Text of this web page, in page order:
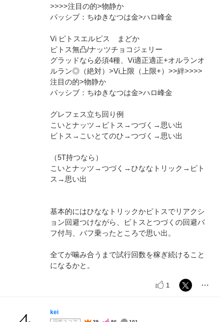
>>>>注目の的>物静か
パッシブ：ちゆきなつは金>ハロ峰金
Vi ピトスエルピス まどか
ピトス無凸/ナッツチョコジェリー
グラッドなら必須4種、Vi適正適正+オルランオ
ルラン◎（絶対）>Vi上限（上限+）>>絆>>>>
注目の的>物静か
パッシブ：ちゆきなつは金>ハロ峰金
グレフェス立ち回り例
こいとナッツ→ピトス→つづく→思い出
ピトス→こいとてのひ→つづく→思い出
（5T持つなら）
こいとナッツ→つづく→ひななトリック→ピト
ス→思い出
基本的にはひななトリックかピトスでリアクシ
ョン回避つけながら、ピトスとつづくの回避バ
フ付与、バフ乗ったところで思い出。
全てが噛み合うまで試行回数を稼ぎ続けること
になるかと。
1
kei